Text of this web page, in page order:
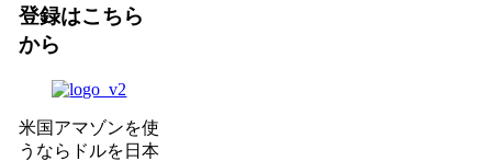
登録はこちら
から
米国アマゾンを使
うならドルを日本